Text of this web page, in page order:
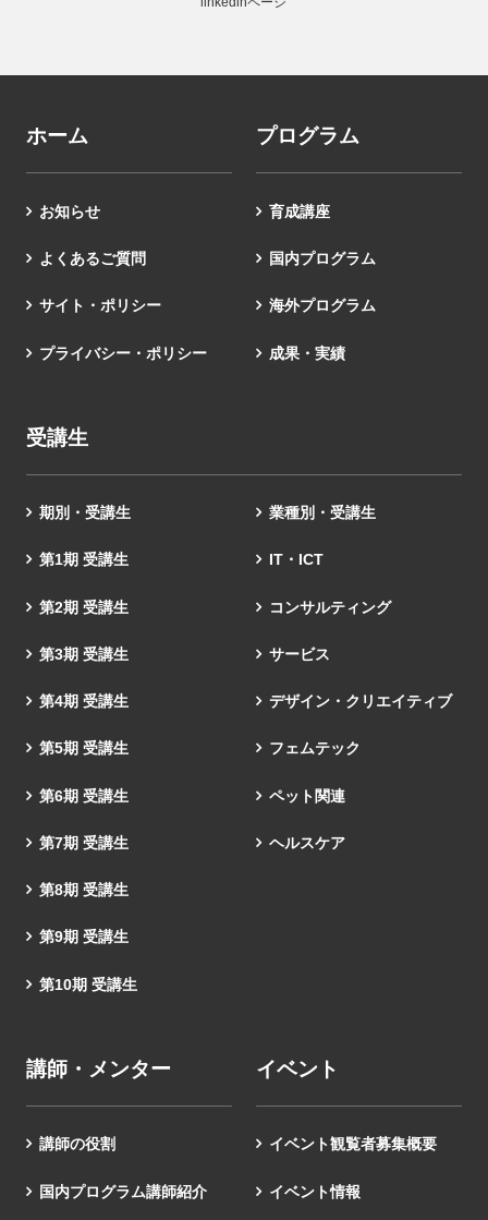
ホーム
お知らせ
よくあるご質問
サイト・ポリシー
プライバシー・ポリシー
プログラム
育成講座
国内プログラム
海外プログラム
成果・実績
受講生
期別・受講生
第1期 受講生
第2期 受講生
第3期 受講生
第4期 受講生
第5期 受講生
第6期 受講生
第7期 受講生
第8期 受講生
第9期 受講生
第10期 受講生
業種別・受講生
IT・ICT
コンサルティング
サービス
デザイン・クリエイティブ
フェムテック
ペット関連
ヘルスケア
講師・メンター
講師の役割
国内プログラム講師紹介
イベント
イベント観覧者募集概要
イベント情報